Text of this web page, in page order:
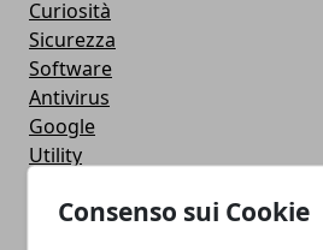
Consenso sui Cookie
Curiosità
Sicurezza
Software
Antivirus
Google
Utility
Servizi online